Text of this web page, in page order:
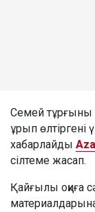
Семей тұрғыны
ұрып
хабарлайды
сілтеме жасап.
Қайғылы оқиға